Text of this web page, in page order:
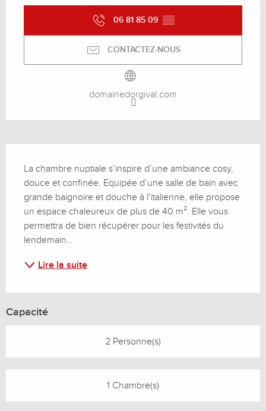
06 81 85 09 ▒▒
CONTACTEZ-NOUS
domainedorgival.com
La chambre nuptiale s’inspire d’une ambiance cosy,
douce et confinée. Equipée d’une salle de bain avec
grande baignoire et douche à l’italienne, elle propose
un espace chaleureux de plus de 40 m². Elle vous
permettra de bien récupérer pour les festivités du
lendemain…
Lire la suite
Capacité
2 Personne(s)
1 Chambre(s)